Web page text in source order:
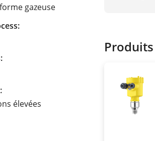
gazeuse
élevées